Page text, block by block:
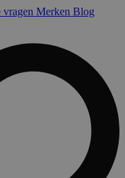
vragen Merken Blog